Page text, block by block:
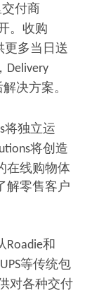
付商
。收购
更多当日送
Delivery
决方案。
将独立运
将创造
在线购物体
解零售客户
Roadie和
UPS等传统包
对各种交付